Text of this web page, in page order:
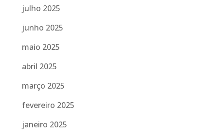
julho 2025
junho 2025
maio 2025
abril 2025
março 2025
fevereiro 2025
janeiro 2025